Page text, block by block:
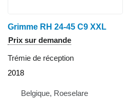
Grimme RH 24-45 C9 XXL
Prix sur demande
Trémie de réception
2018
Belgique, Roeselare